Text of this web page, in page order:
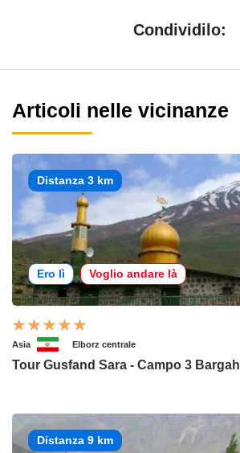
Condividilo:
Articoli nelle vicinanze
Distanza 3 km
Ero lì Voglio andare là
Asia Elborz centrale
Tour Gusfand Sara - Campo 3 Bargah
Distanza 9 km